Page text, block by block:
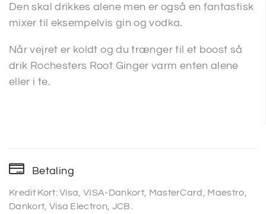
Den skal drikkes alene men er også en fantastisk
mixer til eksempelvis gin og vodka.
Når vejret er koldt og du trænger til et boost så
drik Rochesters Root Ginger varm enten alene
eller i te.
Betaling
Kredit Kort: Visa, VISA-Dankort, MasterCard, Maestro,
Dankort, Visa Electron, JCB.